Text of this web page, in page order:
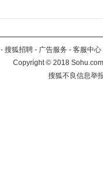
- 搜狐招聘 - 广告服务 - 客服中心
Copyright©2018
搜狐不良信息举